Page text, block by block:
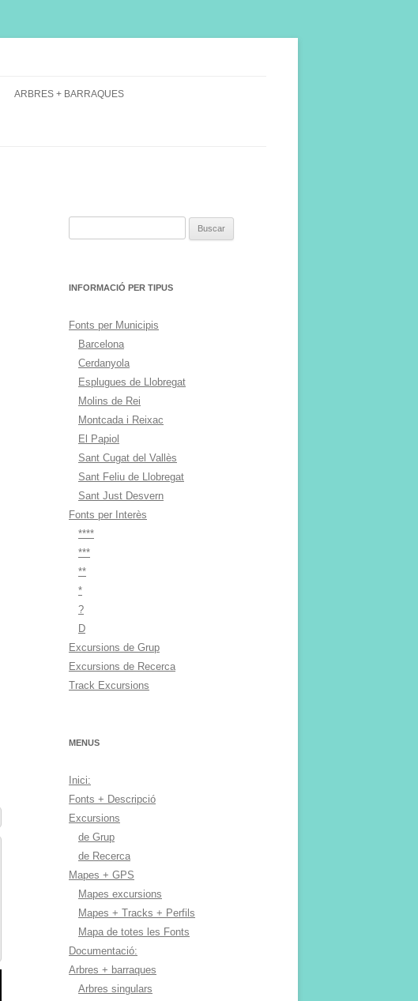
ARBRES + BARRAQUES
INFORMACIÓ PER TIPUS
Fonts per Municipis
Barcelona
Cerdanyola
Esplugues de Llobregat
Molins de Rei
Montcada i Reixac
El Papiol
Sant Cugat del Vallès
Sant Feliu de Llobregat
Sant Just Desvern
Fonts per Interès
****
***
**
*
?
D
Excursions de Grup
Excursions de Recerca
Track Excursions
MENUS
Inici:
Fonts + Descripció
Excursions
de Grup
de Recerca
Mapes + GPS
Mapes excursions
Mapes + Tracks + Perfils
Mapa de totes les Fonts
Documentació:
Arbres + barraques
Arbres singulars